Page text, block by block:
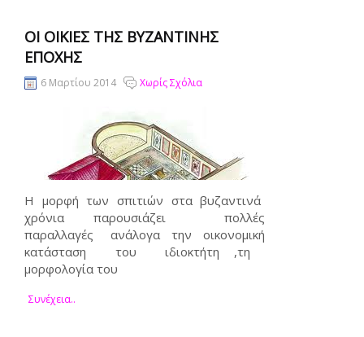
ΟΙ ΟΙΚΊΕΣ ΤΗΣ ΒΥΖΑΝΤΙΝΉΣ
ΕΠΟΧΉΣ
6 Μαρτίου 2014 Χωρίς Σχόλια
Η μορφή των σπιτιών στα βυζαντινά
χρόνια παρουσιάζει πολλές
παραλλαγές ανάλογα την οικονομική
κατάσταση του ιδιοκτήτη ,τη
μορφολογία του
Συνέχεια..